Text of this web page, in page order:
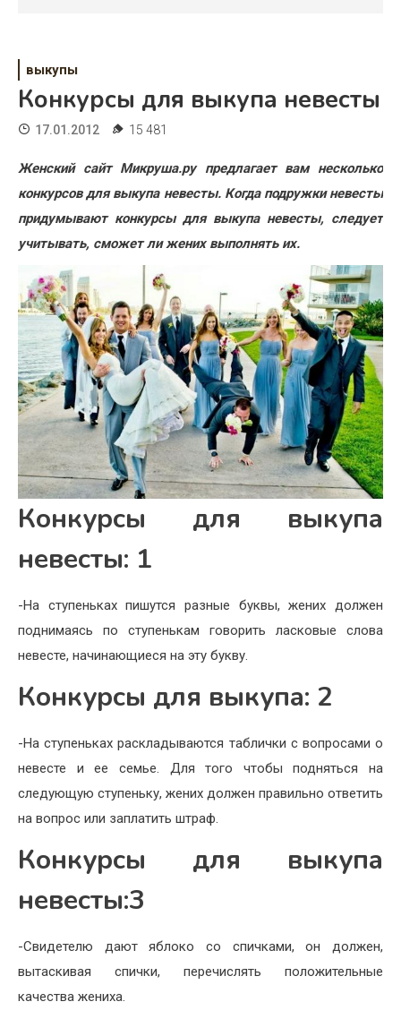
Свадьба
Дом
Жизнь
Хобби
Недвижимость
выкупы
Конкурсы для выкупа невесты
17.01.2012 15 481
Женский сайт Микруша.ру предлагает вам несколько
конкурсов для выкупа невесты. Когда подружки невесты
придумывают конкурсы для выкупа невесты, следует
учитывать, сможет ли жених выполнять их.
Конкурсы для выкупа
невесты: 1
-На ступеньках пишутся разные буквы, жених должен
поднимаясь по ступенькам говорить ласковые слова
невесте, начинающиеся на эту букву.
Конкурсы для выкупа: 2
-На ступеньках раскладываются таблички с вопросами о
невесте и ее семье. Для того чтобы подняться на
следующую ступеньку, жених должен правильно ответить
на вопрос или заплатить штраф.
Конкурсы для выкупа
невесты:3
-Свидетелю дают яблоко со спичками, он должен,
вытаскивая спички, перечислять положительные
качества жениха.